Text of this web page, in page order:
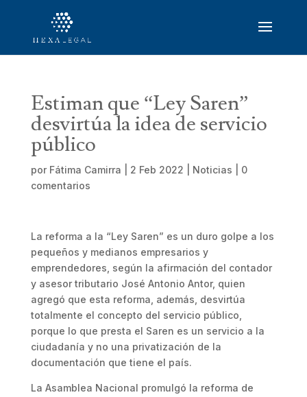
Estiman que “Ley Saren”
desvirtúa la idea de servicio
público
por Fátima Camirra 2 Feb 2022 Noticias
0
comentarios
La reforma a la “Ley Saren” es un duro golpe a los
pequeños y medianos empresarios y
emprendedores, según la afirmación del contador
y asesor tributario José Antonio Antor, quien
agregó que esta reforma, además, desvirtúa
totalmente el concepto del servicio público,
porque lo que presta el Saren es un servicio a la
ciudadanía y no una privatización de la
documentación que tiene el país.
La Asamblea Nacional promulgó la reforma de